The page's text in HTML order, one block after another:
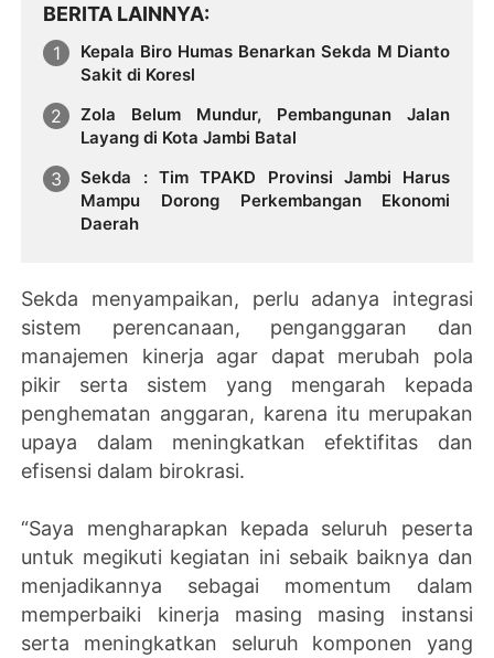
BERITA LAINNYA
Kepala Biro Humas Benarkan Sekda M Dianto
Sakit di Koresl
Zola Belum Mundur, Pembangunan Jalan
Layang di Kota Jambi Batal
Sekda : Tim TPAKD Provinsi Jambi Harus
Mampu Dorong Perkembangan Ekonomi
Daerah
Sekda menyampaikan, perlu adanya integrasi
sistem perencanaan, penganggaran dan
manajemen kinerja agar dapat merubah pola
pikir serta sistem yang mengarah kepada
penghematan anggaran, karena itu merupakan
upaya dalam meningkatkan efektifitas dan
efisensi dalam birokrasi.
“Saya mengharapkan kepada seluruh peserta
untuk megikuti kegiatan ini sebaik baiknya dan
menjadikannya sebagai momentum dalam
memperbaiki kinerja masing masing instansi
serta meningkatkan seluruh komponen yang